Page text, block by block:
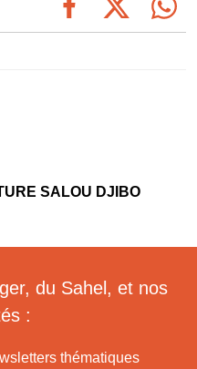
SALOU DJIBO
du Sahel, et nos
:
thématiques